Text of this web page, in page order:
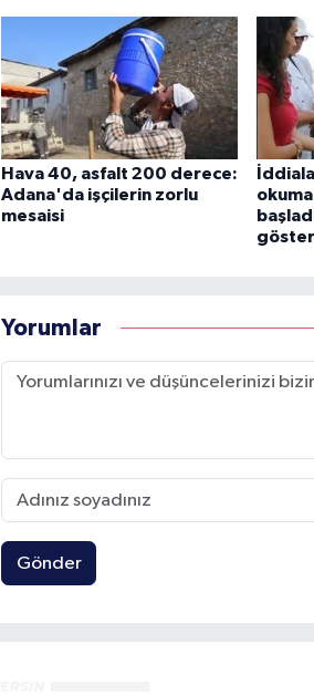
Hava 40, asfalt 200 derece:
Adana'da işçilerin zorlu
mesaisi
Yorumlar
Gönder